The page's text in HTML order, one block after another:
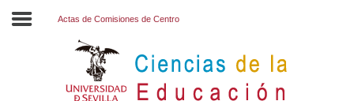
Actas de Comisiones de Centro